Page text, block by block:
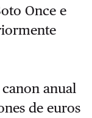
Once e
anual
de euros